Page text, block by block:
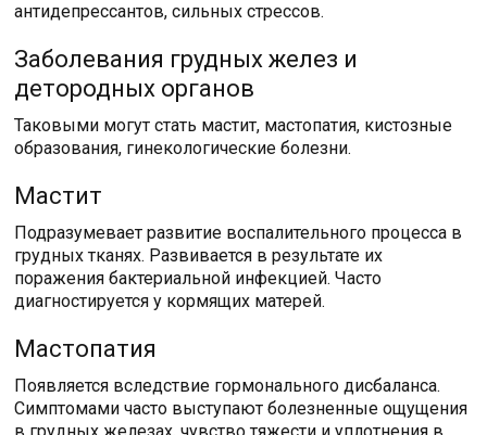
антидепрессантов, сильных стрессов.
Заболевания грудных желез и
детородных органов
Таковыми могут стать мастит, мастопатия, кистозные
образования, гинекологические болезни.
Мастит
Подразумевает развитие воспалительного процесса в
грудных тканях. Развивается в результате их
поражения бактериальной инфекцией. Часто
диагностируется у кормящих матерей.
Мастопатия
Появляется вследствие гормонального дисбаланса.
Симптомами часто выступают болезненные ощущения